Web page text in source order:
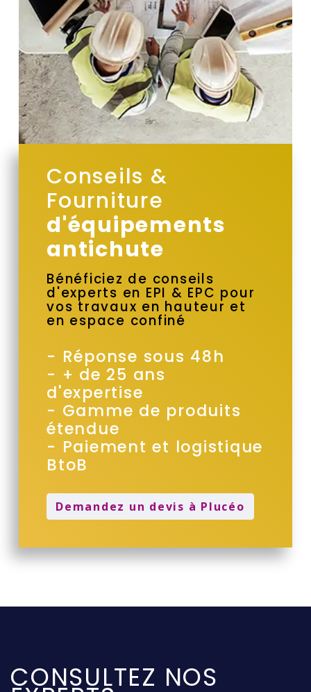
Conseils &
Fourniture
d'équipements
antichute
Bénéficiez de conseils
d'experts en EPI & EPC pour
vos travaux en hauteur et
en espace confiné
- Réponse sous 48h
- + de 25 ans
d'expertise
- Gamme de produits
étendue
- Paiement et logistique
BtoB
Demandez un devis à Plucéo
CONSULTEZ NOS